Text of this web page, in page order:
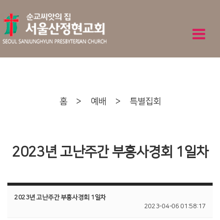
홈 > 예배 > 특별집회
2023년 고난주간 부흥사경회 1일차
2023년 고난주간 부흥사경회 1일차
2023-04-06 01:58:17